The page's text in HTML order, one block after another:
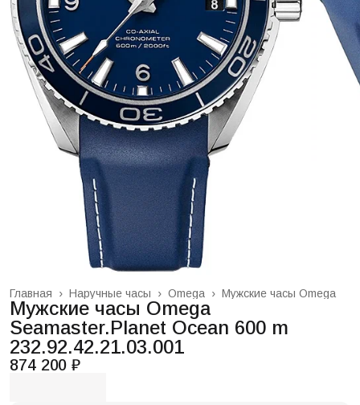
Мужские часы Omega
Omega ›
Наручные часы ›
Главная ›
Мужские часы Omega
Seamaster.Planet Ocean 600 m
232.92.42.21.03.001
874 200 ₽